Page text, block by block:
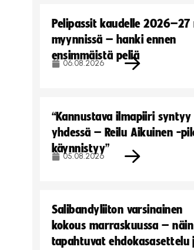
Pelipassit kaudelle
myynnissä – hanki ennen
ensimmäistä peliä
06.08.2026
“Kannustava ilmapiiri syntyy
yhdessä – Reilu Aikuinen -
käynnistyy”
05.08.2026
Salibandyliiton varsinainen
kokous marraskuussa – näin
tapahtuvat ehdokasasettelu